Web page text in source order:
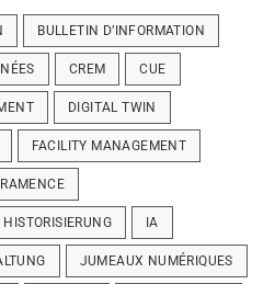
BULLETIN D’INFORMATION
CREM CUE
DIGITAL TWIN
FACILITY MANAGEMENT
HISTORISIERUNG IA
JUMEAUX NUMÉRIQUES